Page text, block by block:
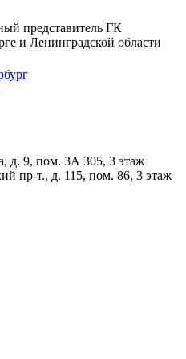
представитель ГК
и Ленинградской области
д. 9, пом. 3А 305, 3 этаж
пр-т., д. 115, пом. 86, 3 этаж